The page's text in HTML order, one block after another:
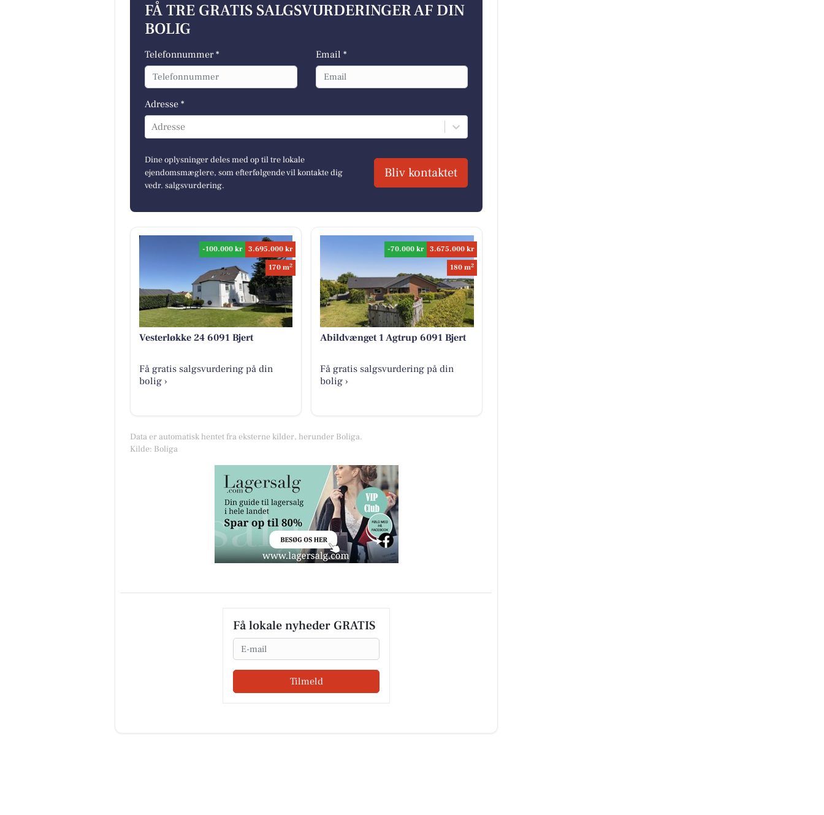
FÅ TRE GRATIS SALGSVURDERINGER AF DIN
BOLIG
Telefonnummer * Email *
Adresse *
Adresse
Dine oplysninger deles med op til tre lokale
ejendomsmæglere, som efterfølgende vil kontakte dig
vedr. salgsvurdering.
Bliv kontaktet
-100.000 kr
3.695.000 kr
170 m2
Vesterløkke 24 6091 Bjert
Få gratis salgsvurdering på din
bolig ›
-70.000 kr
3.675.000 kr
180 m2
Abildvænget 1 Agtrup 6091 Bjert
Få gratis salgsvurdering på din
bolig ›
Data er automatisk hentet fra eksterne kilder, herunder Boliga.
Kilde: Boliga
Få lokale nyheder GRATIS
Email
Tilmeld